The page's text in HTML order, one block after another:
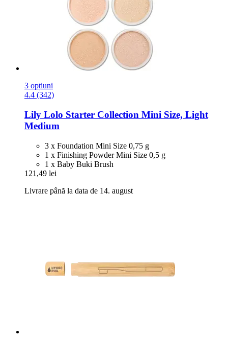
3 opțiuni
4.4 (342)
Lily Lolo Starter Collection Mini Size, Light
Medium
3 x Foundation Mini Size 0,75 g
1 x Finishing Powder Mini Size 0,5 g
1 x Baby Buki Brush
121,49 lei
Livrare până la data de 14. august